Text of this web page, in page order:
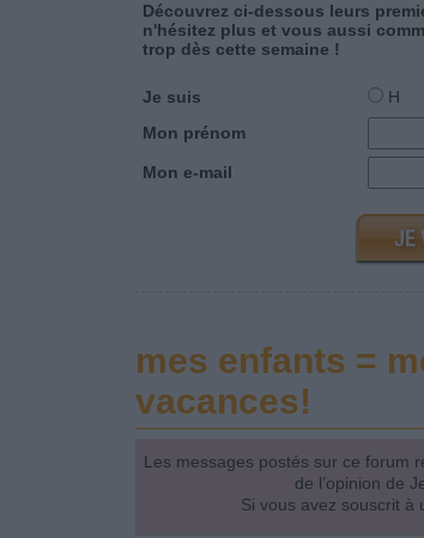
Découvrez ci-dessous leurs
n'hésitez plus et vous aussi
trop dès cette semaine !
Je suis H
Mon prénom
Mon e-mail
mes enfants =
vacances!
Les messages postés sur ce forum
de l’opinion de
Si vous avez souscrit à